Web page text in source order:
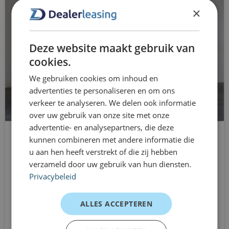
Parfaitement adapté à la location flexible dès
maintenant
Location longue durée pour
concessionnaires : la solution
flexible qu’il vous faut
La location longue durée (LLD) vous offre une liberté
maximale. Prenez le volant de l'Opel Vivaro-e 9 places dès
un mois, sans engagement. Idéal pour les projets
ponctuels, les pics d'activité saisonniers, les appels
d'offres ou pour augmenter votre capacité de transport.
Flexible, rapide et sans tracas.
Expériences client
Entrepreneur de taxis
système de démarrage/arrêt
volant multifonction
Barre de remorquage
porte coulissante latérale droite
Opel Vivaro Combi
Autobus 9 places
Transmission manuelle
1449 €
×
Deze website maakt gebruik van
cookies.
We gebruiken cookies om inhoud en
advertenties te personaliseren en om ons
verkeer te analyseren. We delen ook informatie
over uw gebruik van onze site met onze
advertentie- en analysepartners, die deze
kunnen combineren met andere informatie die
u aan hen heeft verstrekt of die zij hebben
verzameld door uw gebruik van hun diensten.
Privacybeleid
ALLES ACCEPTEREN